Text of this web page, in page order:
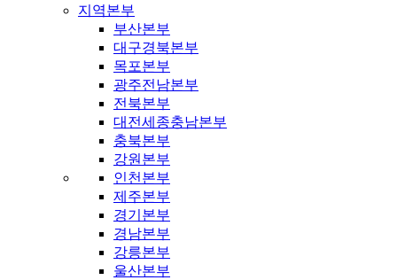
지역본부
부산본부
대구경북본부
목포본부
광주전남본부
전북본부
대전세종충남본부
충북본부
강원본부
인천본부
제주본부
경기본부
경남본부
강릉본부
울산본부